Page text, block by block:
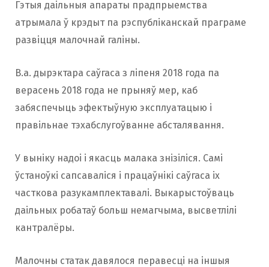
Гэтыя даільныя апараты прадпрыемства
атрымала ў крэдыт па рэспубліканскай праграме
развіцця малочнай галіны.
В.а. дырэктара саўгаса з ліпеня 2018 года па
верасень 2018 года не прыняў мер, каб
забяспечыць эфектыўную эксплуатацыю і
правільнае тэхабслугоўванне абсталявання.
У выніку надоі і якасць малака знізіліся. Самі
ўстаноўкі сапсаваліся і працаўнікі саўгаса іх
часткова разукамплектавалі. Выкарыстоўваць
даільных робатаў больш немагчыма, высветлілі
кантралёры.
Малочны статак давялося перавесці на іншыя